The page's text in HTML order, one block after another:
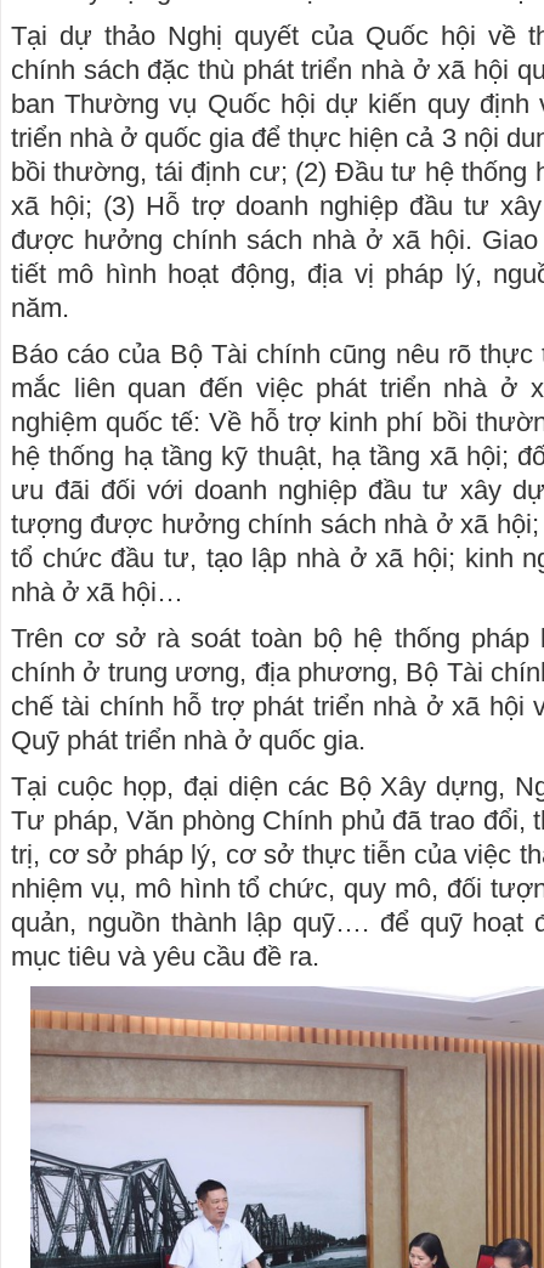
Tại dự thảo Nghị quyết của Quốc hội về
chính sách đặc thù phát triển nhà ở xã hội
ban Thường vụ Quốc hội dự kiến quy định
triển nhà ở quốc gia để thực hiện cả 3 nội
bồi thường, tái định cư; (2) Đầu tư hệ thống
xã hội; (3) Hỗ trợ doanh nghiệp đầu tư
được hưởng chính sách nhà ở xã hội.
tiết mô hình hoạt động, địa vị pháp lý,
năm.
Báo cáo của Bộ Tài chính cũng nêu rõ
mắc liên quan đến việc phát triển nhà ở
nghiệm quốc tế: Về hỗ trợ kinh phí bồi
hệ thống hạ tầng kỹ thuật, hạ tầng xã hội;
ưu đãi đối với doanh nghiệp đầu tư xây
tượng được hưởng chính sách nhà ở xã
tổ chức đầu tư, tạo lập nhà ở xã hội; kinh
nhà ở xã hội…
Trên cơ sở rà soát toàn bộ hệ thống pháp
chính ở trung ương, địa phương, Bộ Tài
chế tài chính hỗ trợ phát triển nhà ở xã hội
Quỹ phát triển nhà ở quốc gia.
Tại cuộc họp, đại diện các Bộ Xây dựng,
Tư pháp, Văn phòng Chính phủ đã trao đổi,
trị, cơ sở pháp lý, cơ sở thực tiễn của việc
nhiệm vụ, mô hình tổ chức, quy mô, đối
quản, nguồn thành lập quỹ…. để quỹ hoạt
mục tiêu và yêu cầu đề ra.